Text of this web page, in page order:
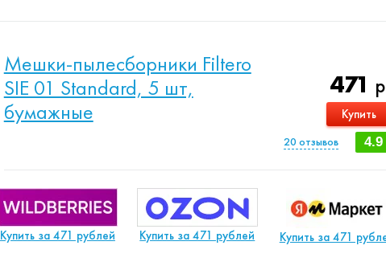
Мешки-пылесборники Filtero
SIE 01 Standard, 5 шт,
бумажные
471
Купить
4.9
20 отзывов
Купить за 471 рублей Купить за 471 рублей Купить за 471